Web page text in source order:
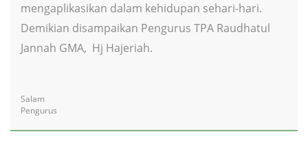
mengaplikasikan dalam kehidupan sehari-hari.
Demikian disampaikan Pengurus TPA Raudhatul
Jannah GMA, Hj Hajeriah.
Salam
Pengurus